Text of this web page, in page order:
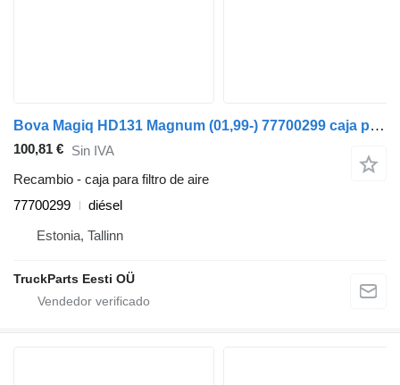
Bova Magiq HD131 Magnum (01,99-) 77700299 caja para filtro de aire para Bova Magiq (1999-2010) autobús
100,81 € Sin IVA
Recambio - caja para filtro de aire
77700299
diésel
Estonia, Tallinn
TruckParts Eesti OÜ